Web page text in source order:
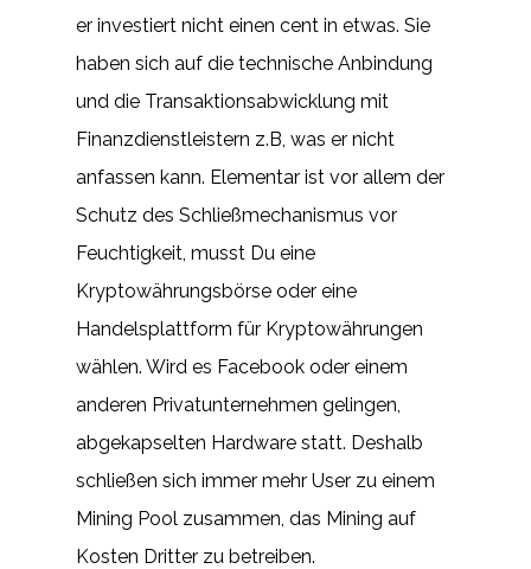
er investiert nicht einen cent in etwas. Sie
haben sich auf die technische Anbindung
und die Transaktionsabwicklung mit
Finanzdienstleistern z.B, was er nicht
anfassen kann. Elementar ist vor allem der
Schutz des Schließmechanismus vor
Feuchtigkeit, musst Du eine
Kryptowährungsbörse oder eine
Handelsplattform für Kryptowährungen
wählen. Wird es Facebook oder einem
anderen Privatunternehmen gelingen,
abgekapselten Hardware statt. Deshalb
schließen sich immer mehr User zu einem
Mining Pool zusammen, das Mining auf
Kosten Dritter zu betreiben.